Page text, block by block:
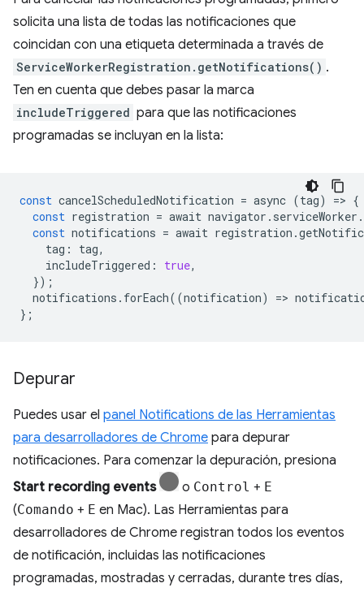
solicita una lista de todas las notificaciones que
coincidan con una etiqueta determinada a través de
ServiceWorkerRegistration.getNotifications() .
Ten en cuenta que debes pasar la marca
includeTriggered para que las notificaciones
programadas se incluyan en la lista:
const cancelScheduledNotification = async (tag) => {
const registration = await navigator . serviceWorker .
const notifications = await registration .
tag : tag,
includeTriggered : true,
});
notifications . forEach((notification) =>
};
Depurar
Puedes usar el panel Notifications de las Herramientas
para desarrolladores de Chrome para depurar
notificaciones. Para comenzar la depuración, presiona
Start recording events
o Control + E
(Comando + E en Mac). Las Herramientas para
desarrolladores de Chrome registran todos los eventos
de notificación, incluidas las notificaciones
programadas, mostradas y cerradas, durante tres días,